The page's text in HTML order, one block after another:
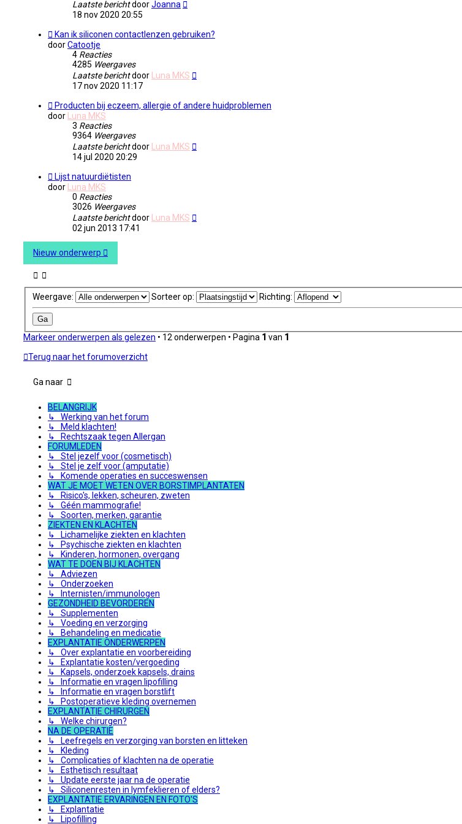
Laatste berichtdoorJoanna
18 nov 2020 20:55
Kan ik siliconen contactlenzen gebruiken?
doorCatootje
4 Reacties
4285 Weergaves
Laatste berichtdoor Luna MKS
17 nov 2020 11:17
Producten bij eczeem, allergie of andere huidproblemen
door Luna MKS
3 Reacties
9364 Weergaves
Laatste berichtdoor Luna MKS
14 jul 2020 20:29
Lijst natuurdiëtisten
door Luna MKS
0 Reacties
3026 Weergaves
Laatste berichtdoor Luna MKS
02 jun 2013 17:41
Nieuw onderwerp
Weergave: Sorteer op: Richting:
Markeer onderwerpen als gelezen • 12 onderwerpen • Pagina 1 van 1
Terug naar het forumoverzicht
Ga naar
BELANGRIJK
↳ Werking van het forum
↳ Meld klachten!
↳ Rechtszaak tegen Allergan
FORUMLEDEN
↳ Stel jezelf voor (cosmetisch)
↳ Stel je zelf voor (amputatie)
↳ Komende operaties en succeswensen
WAT JE MOET WETEN OVER BORSTIMPLANTATEN
↳ Risico's, lekken, scheuren, zweten
↳ Géén mammografie!
↳ Soorten, merken, garantie
ZIEKTEN EN KLACHTEN
↳ Lichamelijke ziekten en klachten
↳ Psychische ziekten en klachten
↳ Kinderen, hormonen, overgang
WAT TE DOEN BIJ KLACHTEN
↳ Adviezen
↳ Onderzoeken
↳ Internisten/immunologen
GEZONDHEID BEVORDEREN
↳ Supplementen
↳ Voeding en verzorging
↳ Behandeling en medicatie
EXPLANTATIE ONDERWERPEN
↳ Over explantatie en voorbereiding
↳ Explantatie kosten/vergoeding
↳ Kapsels, onderzoek kapsels, drains
↳ Informatie en vragen lipofilling
↳ Informatie en vragen borstlift
↳ Postoperatieve kleding overnemen
EXPLANTATIE CHIRURGEN
↳ Welke chirurgen?
NA DE OPERATIE
↳ Leefregels en verzorging van borsten en litteken
↳ Kleding
↳ Complicaties of klachten na de operatie
↳ Esthetisch resultaat
↳ Update eerste jaar na de operatie
↳ Siliconenresten in lymfeklieren of elders?
EXPLANTATIE ERVARINGEN EN FOTO'S
↳ Explantatie
↳ Lipofilling